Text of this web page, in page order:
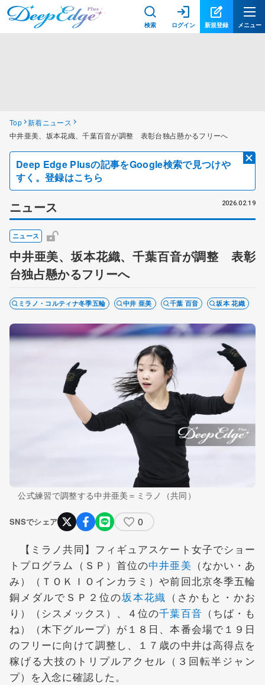
検索 ログイン 新規登録 メニュー
Top 新着ニュース
中井亜美、坂本花織、千葉百音が調整 表彰台独占懸かるフリーへ
Deep Edge Plusの記事をGoogle検索で見つけや
すく。登録はこちら
ニュース 2026.02.19
ニュース
中井亜美、坂本花織、千葉百音が調整 表彰
台独占懸かるフリーへ
ミラノ・コルティナ冬季五輪 中井 亜美 千葉 百音 坂本 花織
公式練習で調整する中井亜美＝ミラノ（共同）
SNSでシェア 0
【ミラノ共同】フィギュアスケート女子でショー
トプログラム（ＳＰ）首位の中井亜美 （なかい・あ
み）（ＴＯＫＩＯインカラミ）や前回北京冬季五輪
銅メダルでＳＰ２位の坂本花織 （さかもと・かお
り）（シスメックス）、４位の千葉百音 （ちば・も
ね）（木下グループ）が１８日、本番会場で１９日
のフリーに向けて調整し、１７歳の中井は高得点を
稼げる大技のトリプルアクセル（３回転半ジャン
プ）を入念に確認した。